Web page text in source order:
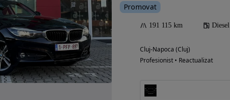
Promovat
191 115 km Diesel
Cluj-Napoca (Cluj)
Profesionist • Reactualizat